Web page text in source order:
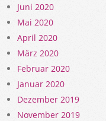
Juni 2020
Mai 2020
April 2020
März 2020
Februar 2020
Januar 2020
Dezember 2019
November 2019